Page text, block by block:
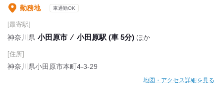
勤務地 車通勤OK
[最寄駅]
神奈川県 小田原市 ⁄ 小田原駅 (車 5分) ほか
[住所]
神奈川県小田原市本町4-3-29
地図・アクセス詳細を見る